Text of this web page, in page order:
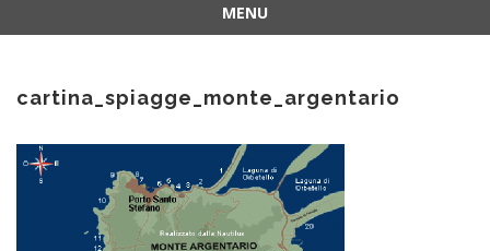
MENU
contenuto
cartina_spiagge_monte_argentario